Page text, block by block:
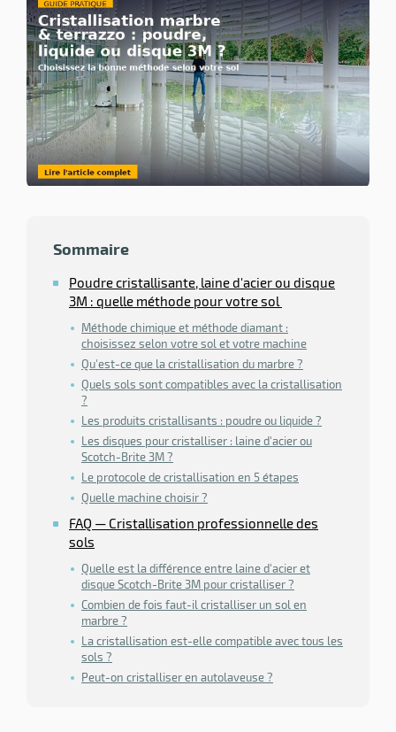
Sommaire
Poudre cristallisante, laine d'acier ou disque
3M : quelle méthode pour votre sol
Méthode chimique et méthode diamant :
choisissez selon votre sol et votre machine
Qu'est-ce que la cristallisation du marbre ?
Quels sols sont compatibles avec la cristallisation
?
Les produits cristallisants : poudre ou liquide ?
Les disques pour cristalliser : laine d'acier ou
Scotch-Brite 3M ?
Le protocole de cristallisation en 5 étapes
Quelle machine choisir ?
FAQ — Cristallisation professionnelle des
sols
Quelle est la différence entre laine d'acier et
disque Scotch-Brite 3M pour cristalliser ?
Combien de fois faut-il cristalliser un sol en
marbre ?
La cristallisation est-elle compatible avec tous les
sols ?
Peut-on cristalliser en autolaveuse ?